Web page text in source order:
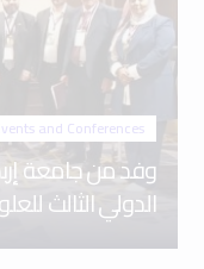
and Conferences
وفد من جامعة
الدولي الثالث